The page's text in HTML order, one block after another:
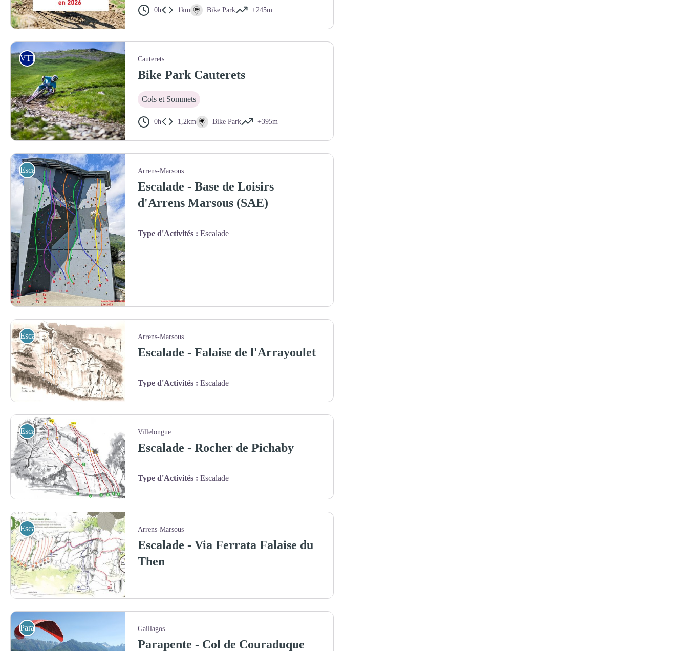
0h 1km Bike Park +245m
VTT Cauterets
Bike Park Cauterets
Cols et Sommets
0h 1,2km Bike Park +395m
Escalade / Via Ferrata Arrens-Marsous
Escalade - Base de Loisirs
d'Arrens Marsous (SAE)
Type d'Activités : Escalade
Escalade / Via Ferrata Arrens-Marsous
Escalade - Falaise de l'Arrayoulet
Type d'Activités : Escalade
Escalade / Via Ferrata Villelongue
Escalade - Rocher de Pichaby
Type d'Activités : Escalade
Escalade / Via Ferrata Arrens-Marsous
Escalade - Via Ferrata Falaise du
Then
Parapente Gaillagos
Parapente - Col de Couraduque